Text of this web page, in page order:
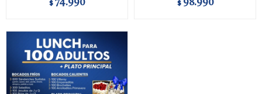
$ 74.990 $ 98.990